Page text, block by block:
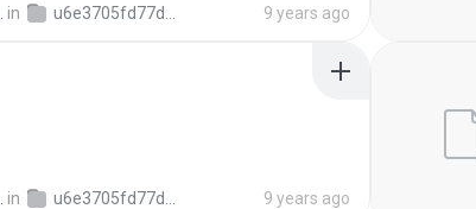
in u6e3705fd77d108dec97cd4c8e20a923a 9 years ago
in u6e3705fd77d108dec97cd4c8e20a923a 9 years ago